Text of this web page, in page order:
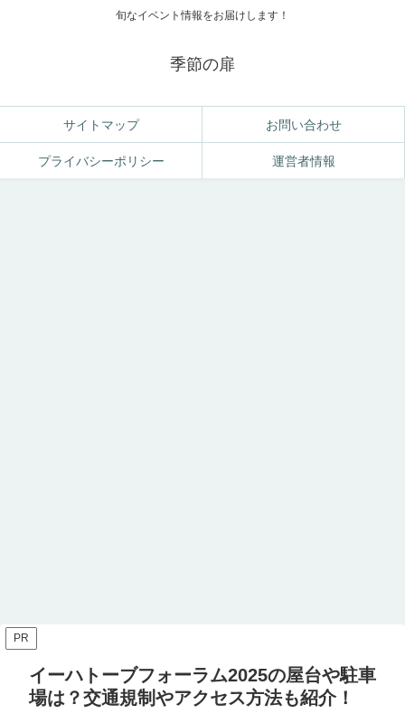
旬なイベント情報をお届けします！
季節の扉
サイトマップ お問い合わせ
プライバシーポリシー 運営者情報
PR
イーハトーブフォーラム2025の屋台や駐車
場は？交通規制やアクセス方法も紹介！